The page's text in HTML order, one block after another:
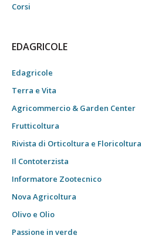
Corsi
EDAGRICOLE
Edagricole
Terra e Vita
Agricommercio & Garden Center
Frutticoltura
Rivista di Orticoltura e Floricoltura
Il Contoterzista
Informatore Zootecnico
Nova Agricoltura
Olivo e Olio
Passione in verde